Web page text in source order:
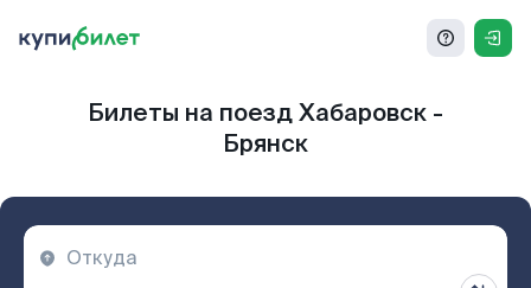
Билеты на поезд Хабаровск -
Брянск